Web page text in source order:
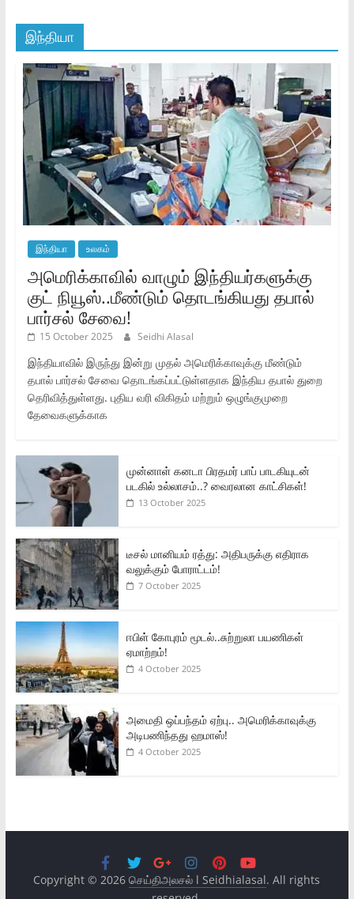
இந்தியா
இந்தியா உலகம்
அமெரிக்காவில் வாழும் இந்தியர்களுக்கு
குட் நியூஸ்..மீண்டும் தொடங்கியது தபால்
பார்சல் சேவை!
15 October 2025 Seidhi Alasal
இந்தியாவில் இருந்து இன்று முதல் அமெரிக்காவுக்கு மீண்டும்
தபால் பார்சல் சேவை தொடங்கப்பட்டுள்ளதாக இந்திய தபால் துறை
தெரிவித்துள்ளது. புதிய வரி விகிதம் மற்றும் ஒழுங்குமுறை
தேவைகளுக்காக
முன்னாள் கனடா பிரதமர் பாப் பாடகியுடன்
படகில் உல்லாசம்..? வைரலான காட்சிகள்!
13 October 2025
டீசல் மானியம் ரத்து: அதிபருக்கு எதிராக
வலுக்கும் போராட்டம்!
7 October 2025
ஈபிள் கோபுரம் மூடல்..சுற்றுலா பயணிகள்
ஏமாற்றம்!
4 October 2025
அமைதி ஒப்பந்தம் ஏற்பு.. அமெரிக்காவுக்கு
அடிபணிந்தது ஹமாஸ்!
4 October 2025
Copyright © 2026செய்திஅலசல் l Seidhialasal. All rights